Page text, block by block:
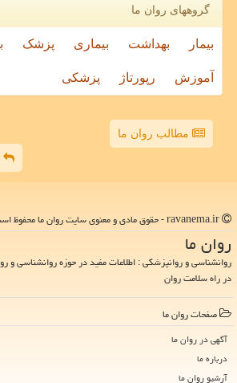
گروههای روان ما
بیمار بهداشت بیماری پزشک
آموزش رپورتاژ پزشکی
مطالب روان ما
روان ما
روانشناسی و روانپزشکی : اطلاعات مفید در حوزه روانشناسی و
در راه سلامت روان
صفحات روان ما
آگهی در روان ما
درباره ما
آرشیو روان ما